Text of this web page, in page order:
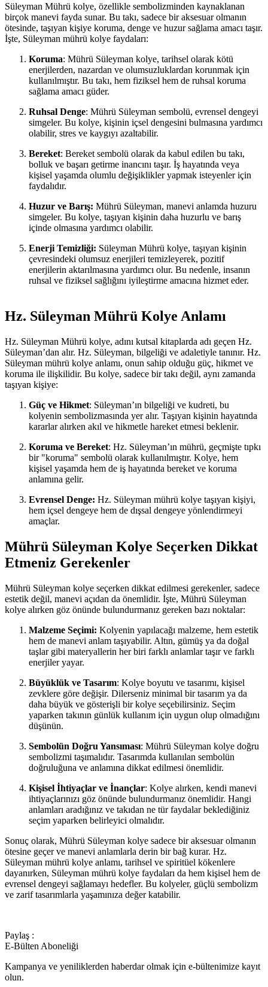
Süleyman Mührü kolye, özellikle sembolizminden kaynaklanan
birçok manevi fayda sunar. Bu takı, sadece bir aksesuar olmanın
ötesinde, taşıyan kişiye koruma, denge ve huzur sağlama amacı taşır.
İşte, Süleyman mührü kolye faydaları:
Koruma: Mührü Süleyman kolye, tarihsel olarak kötü
enerjilerden, nazardan ve olumsuzluklardan korunmak için
kullanılmıştır. Bu takı, hem fiziksel hem de ruhsal koruma
sağlama amacı güder.
Ruhsal Denge: Mührü Süleyman sembolü, evrensel dengeyi
simgeler. Bu kolye, kişinin içsel dengesini bulmasına yardımcı
olabilir, stres ve kaygıyı azaltabilir.
Bereket: Bereket sembolü olarak da kabul edilen bu takı,
bolluk ve başarı getirme inancını taşır. İş hayatında veya
kişisel yaşamda olumlu değişiklikler yapmak isteyenler için
faydalıdır.
Huzur ve Barış: Mührü Süleyman, manevi anlamda huzuru
simgeler. Bu kolye, taşıyan kişinin daha huzurlu ve barış
içinde olmasına yardımcı olabilir.
Enerji Temizliği: Süleyman Mührü kolye, taşıyan kişinin
çevresindeki olumsuz enerjileri temizleyerek, pozitif
enerjilerin aktarılmasına yardımcı olur. Bu nedenle, insanın
ruhsal ve fiziksel sağlığını iyileştirme amacına hizmet eder.
Hz. Süleyman Mührü Kolye Anlamı
Hz. Süleyman Mührü kolye, adını kutsal kitaplarda adı geçen Hz.
Süleyman’dan alır. Hz. Süleyman, bilgeliği ve adaletiyle tanınır. Hz.
Süleyman mührü kolye anlamı, onun sahip olduğu güç, hikmet ve
koruma ile ilişkilidir. Bu kolye, sadece bir takı değil, aynı zamanda
taşıyan kişiye:
Güç ve Hikmet: Süleyman’ın bilgeliği ve kudreti, bu
kolyenin sembolizmasında yer alır. Taşıyan kişinin hayatında
kararlar alırken akıl ve hikmetle hareket etmesi beklenir.
Koruma ve Bereket: Hz. Süleyman’ın mührü, geçmişte tıpkı
bir "koruma" sembolü olarak kullanılmıştır. Kolye, hem
kişisel yaşamda hem de iş hayatında bereket ve koruma
anlamına gelir.
Evrensel Denge: Hz. Süleyman mührü kolye taşıyan kişiyi,
hem içsel dengeye hem de dışsal dengeye yönlendirmeyi
amaçlar.
Mührü Süleyman Kolye Seçerken Dikkat
Etmeniz Gerekenler
Mührü Süleyman kolye seçerken dikkat edilmesi gerekenler, sadece
estetik değil, manevi açıdan da önemlidir. İşte, Mührü Süleyman
kolye alırken göz önünde bulundurmanız gereken bazı noktalar:
Malzeme Seçimi: Kolyenin yapılacağı malzeme, hem estetik
hem de manevi anlam taşıyabilir. Altın, gümüş ya da doğal
taşlar gibi materyallerin her biri farklı anlamlar taşır ve farklı
enerjiler yayar.
Büyüklük ve Tasarım: Kolye boyutu ve tasarımı, kişisel
zevklere göre değişir. Dilerseniz minimal bir tasarım ya da
daha büyük ve gösterişli bir kolye seçebilirsiniz. Seçim
yaparken takının günlük kullanım için uygun olup olmadığını
düşünün.
Sembolün Doğru Yansıması: Mührü Süleyman kolye doğru
sembolizmi taşımalıdır. Tasarımda kullanılan sembolün
doğruluğuna ve anlamına dikkat edilmesi önemlidir.
Kişisel İhtiyaçlar ve İnançlar: Kolye alırken, kendi manevi
ihtiyaçlarınızı göz önünde bulundurmanız önemlidir. Hangi
anlamları aradığınız ve takıdan ne tür faydalar beklediğiniz
seçim yaparken belirleyici olmalıdır.
Sonuç olarak, Mührü Süleyman kolye sadece bir aksesuar olmanın
ötesine geçer ve manevi anlamlarla derin bir bağ kurar. Hz.
Süleyman mührü kolye anlamı, tarihsel ve spiritüel kökenlere
dayanırken, Süleyman mührü kolye faydaları da hem kişisel hem de
evrensel dengeyi sağlamayı hedefler. Bu kolyeler, güçlü sembolizm
ve zarif tasarımlarla yaşamınıza değer katabilir.
Paylaş :
E-Bülten Aboneliği
Kampanya ve yeniliklerden haberdar olmak için e-bültenimize kayıt
olun.